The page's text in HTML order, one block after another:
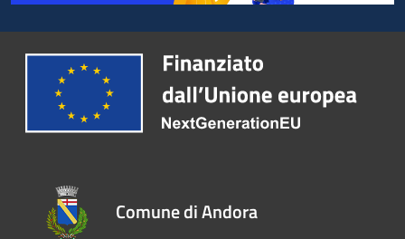
Comune di Andora